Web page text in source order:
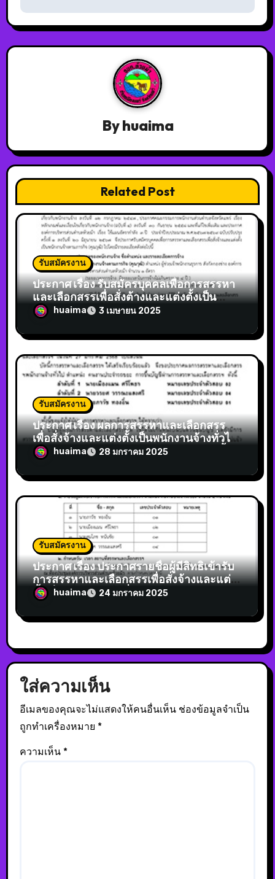
Byhuaima
Related Post
รับสมัครงาน
ประกาศ เรื่อง รับสมัครบุคคลเพื่อการสรรหา
และเลือกสรรเพื่อสั่งต้างและแต่งตั้งเป็น
พนักงานจ้างตามภารกิจ (คุณวุฒิ) ตำแหน่ง ผู้
ช่วยเจ้าพนักงานธุรการ
huaima 3 เมษายน 2025
รับสมัครงาน
ประกาศ เรื่อง ผลการสรรหาและเลือกสรร
เพื่อสั่งจ้างและแต่งตั้งเป็นพนักงานจ้างทั่วไป
ตำแหน่ง คนงานประจำรถขยะ และการขึ้น
บัญชีผู้ผ่านการสรรหาและเลือกสรรฯ
huaima 28 มกราคม 2025
รับสมัครงาน
ประกาศ เรื่อง ประกาศรายชื่อผู้มีสิทธิเข้ารับ
การสรรหาและเลือกสรรเพื่อสั่งจ้างและแต่ง
ตั้งเป็นพนักงานจ้างทั่วไป ตำแหน่ง คนงาน
ประจำรถขยะ กำหนดวัน เวลา สถานที่ และ
ระเบียบการสรรหาและเลือกสรรฯ
huaima 24 มกราคม 2025
ใส่ความเห็น
อีเมลของคุณจะไม่แสดงให้คนอื่นเห็น ช่องข้อมูลจำเป็น
ถูกทำเครื่องหมาย *
ความเห็น *